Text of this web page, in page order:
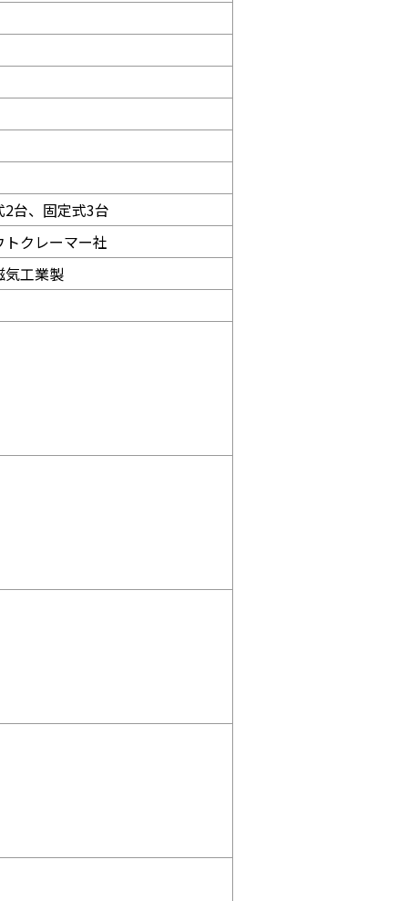
2台、固定式3台
トクレーマー社
気工業製